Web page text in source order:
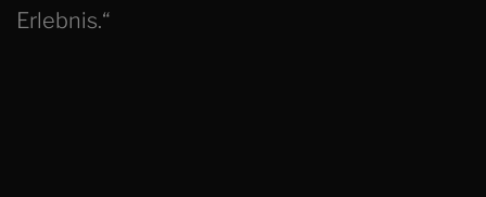
Erlebnis.“